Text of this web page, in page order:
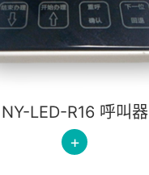
NY-LED-R16 呼叫器
+